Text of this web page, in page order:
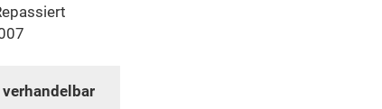
verhandelbar